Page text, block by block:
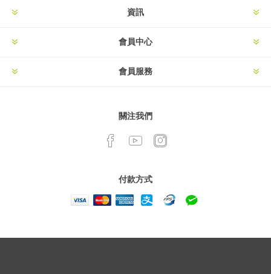
資訊
會員中心
會員服務
關注我們
付款方式